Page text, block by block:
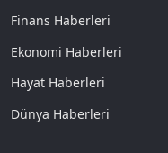
Finans Haberleri
Ekonomi Haberleri
Hayat Haberleri
Dünya Haberleri